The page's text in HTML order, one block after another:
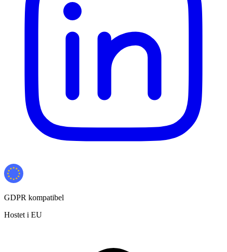
GDPR kompatibel
Hostet i EU